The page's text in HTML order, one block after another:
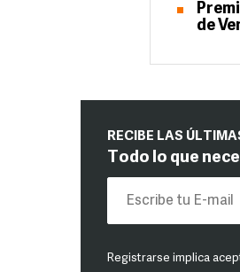
de
RECIBE LAS
Todo lo que
Registrarse implica